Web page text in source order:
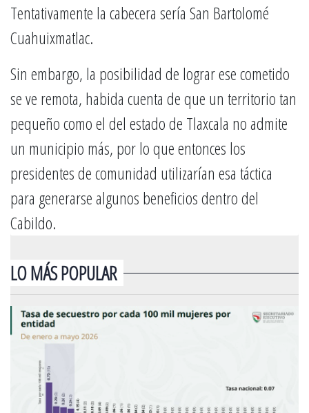
Tentativamente la cabecera sería San Bartolomé
Cuahuixmatlac.
Sin embargo, la posibilidad de lograr ese cometido
se ve remota, habida cuenta de que un territorio tan
pequeño como el del estado de Tlaxcala no admite
un municipio más, por lo que entonces los
presidentes de comunidad utilizarían esa táctica
para generarse algunos beneficios dentro del
Cabildo.
LO MÁS POPULAR